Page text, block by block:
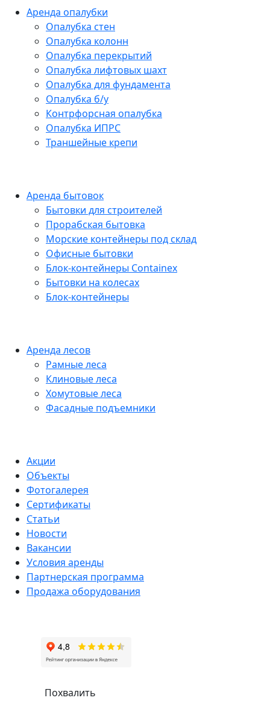
Аренда опалубки
Опалубка стен
Опалубка колонн
Опалубка перекрытий
Опалубка лифтовых шахт
Опалубка для фундамента
Опалубка б/у
Контрфорсная опалубка
Опалубка ИПРС
Траншейные крепи
Аренда бытовок
Бытовки для строителей
Прорабская бытовка
Морские контейнеры под склад
Офисные бытовки
Блок-контейнеры Containex
Бытовки на колесах
Блок-контейнеры
Аренда лесов
Рамные леса
Клиновые леса
Хомутовые леса
Фасадные подъемники
Акции
Объекты
Фотогалерея
Сертификаты
Статьи
Новости
Вакансии
Условия аренды
Партнерская программа
Продажа оборудования
Похвалить